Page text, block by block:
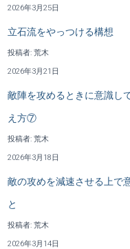
2026年3月25日
立石流をやっつける構想
投稿者: 荒木
2026年3月21日
敵陣を攻めるときに意識し
え方⑦
投稿者: 荒木
2026年3月18日
敵の攻めを減速させる上で
と
投稿者: 荒木
2026年3月14日